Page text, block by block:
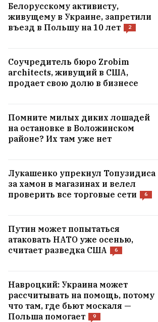
Белорусскому активисту,
живущему в Украине, запретили
въезд в Польшу на 10 лет
2
Соучредитель бюро Zrobim
architects, живущий в США,
продает свою долю в бизнесе
Помните милых диких лошадей
на остановке в Воложинском
районе? Их там уже нет
Лукашенко упрекнул Топузидиса
за хамон в магазинах и велел
проверить все торговые сети
6
Путин может попытаться
атаковать НАТО уже осенью,
считает разведка США
6
Навроцкий: Украина может
рассчитывать на помощь, потому
что там, где бьют москаля —
Польша помогает
9